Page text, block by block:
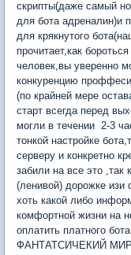
скрипты(даже самый
для бота адреналин)и
для крякнутого
прочитает,как
человек,вы уверенно
конкуренцию
(по крайней мере
старт всегда перед
могли в течении 2-3
тонкой настройке
серверу и конкретно
забили на все это ,так
(ленивой) дорожке изи
хоть какой либо
комфортной жизни на
оплатить платного
ФАНТАТСИЧЕКИЙ МИР